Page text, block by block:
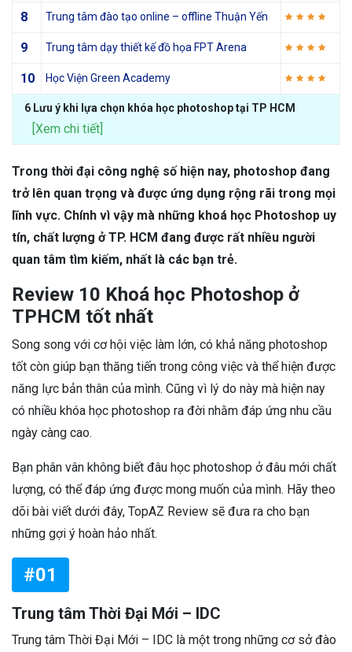
8 Trung tâm đào tạo online – offline Thuận Yến
9 Trung tâm dạy thiết kế đồ họa FPT Arena
10 Học Viện Green Academy
6 Lưu ý khi lựa chọn khóa học photoshop tại TP HCM
[Xem chi tiết]
Trong thời đại công nghệ số hiện nay, photoshop đang
trở lên quan trọng và được ứng dụng rộng rãi trong mọi
lĩnh vực. Chính vì vậy mà những khoá học Photoshop uy
tín, chất lượng ở TP. HCM đang được rất nhiều người
quan tâm tìm kiếm, nhất là các bạn trẻ.
Review 10 Khoá học Photoshop ở
TPHCM tốt nhất
Song song với cơ hội việc làm lớn, có khả năng photoshop
tốt còn giúp bạn thăng tiến trong công việc và thể hiện được
năng lực bản thân của mình. Cũng vì lý do này mà hiện nay
có nhiều khóa học photoshop ra đời nhằm đáp ứng nhu cầu
ngày càng cao.
Bạn phân vân không biết đâu học photoshop ở đâu mới chất
lượng, có thể đáp ứng được mong muốn của mình. Hãy theo
dõi bài viết dưới đây, TopAZ Review sẽ đưa ra cho bạn
những gợi ý hoàn hảo nhất.
#01
Trung tâm Thời Đại Mới – IDC
Trung tâm Thời Đại Mới – IDC là một trong những cơ sở đào